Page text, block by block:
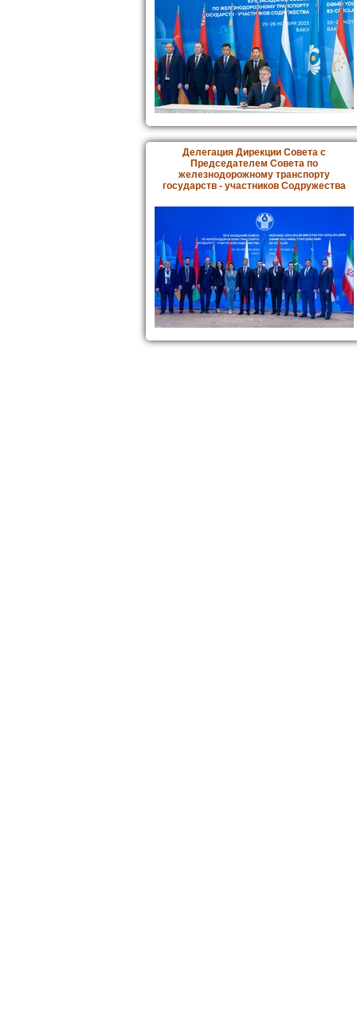
Делегация Дирекции Совета с
Председателем Совета по
железнодорожному транспорту
государств - участников Содружества